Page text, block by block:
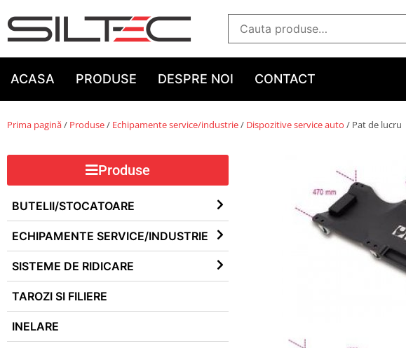
ACASA PRODUSE DESPRE NOI CONTACT
Prima pagină/ Produse/ Echipamente service/industrie/ Dispozitive service auto / Pat de lucru
Produse
BUTELII/STOCATOARE
ECHIPAMENTE SERVICE/INDUSTRIE
SISTEME DE RIDICARE
TAROZI SI FILIERE
INELARE